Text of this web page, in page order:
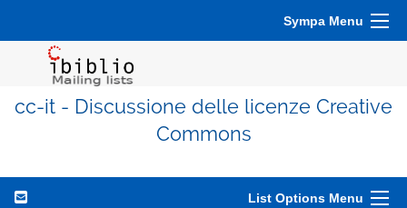
Sympa Menu
cc-it - Discussione delle licenze Creative
Commons
List Options Menu